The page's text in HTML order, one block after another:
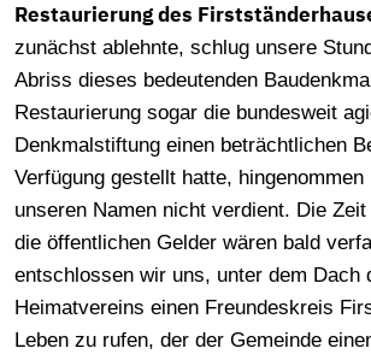
Restaurierung des
zunächst ablehnte, schlug unsere
Abriss dieses bedeutenden
Restaurierung sogar die bundesweit
Denkmalstiftung einen beträchtlichen
Verfügung gestellt hatte,
unseren Namen nicht verdient. Die
die öffentlichen Gelder wären bald
entschlossen wir uns, unter dem Dach
Heimatvereins einen Freundeskreis
Leben zu rufen, der der Gemeinde